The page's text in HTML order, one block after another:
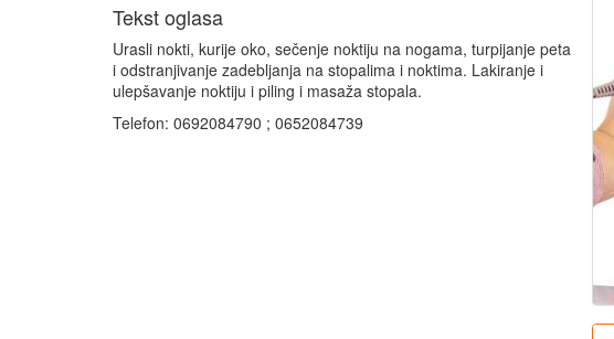
Tekst oglasa
Urasli nokti, kurije oko, sečenje noktiju na nogama, turpijanje peta
i odstranjivanje zadebljanja na stopalima i noktima. Lakiranje i
ulepšavanje noktiju i piling i masaža stopala.
Telefon: 0692084790 ; 0652084739